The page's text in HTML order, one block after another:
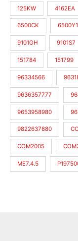
125KW 4162EA
6500CK 6500Y1
9101GH 9101S7
151784 151799
96334566
9636357777
9653958980
9822637880
COM2005
ME7.4.5